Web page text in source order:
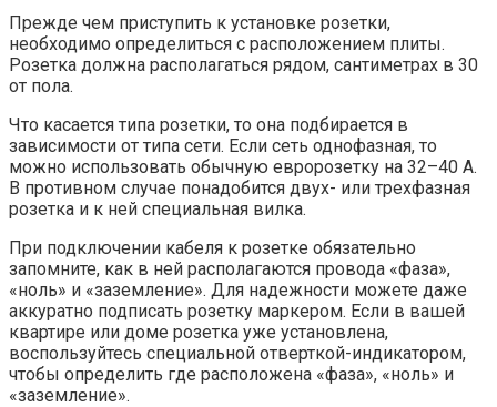
Прежде чем приступить к установке розетки,
необходимо определиться с расположением плиты.
Розетка должна располагаться рядом, сантиметрах в 30
от пола.
Что касается типа розетки, то она подбирается в
зависимости от типа сети. Если сеть однофазная, то
можно использовать обычную евророзетку на 32–40 А.
В противном случае понадобится двух- или трехфазная
розетка и к ней специальная вилка.
При подключении кабеля к розетке обязательно
запомните, как в ней располагаются провода «фаза»,
«ноль» и «заземление». Для надежности можете даже
аккуратно подписать розетку маркером. Если в вашей
квартире или доме розетка уже установлена,
воспользуйтесь специальной отверткой-индикатором,
чтобы определить где расположена «фаза», «ноль» и
«заземление».